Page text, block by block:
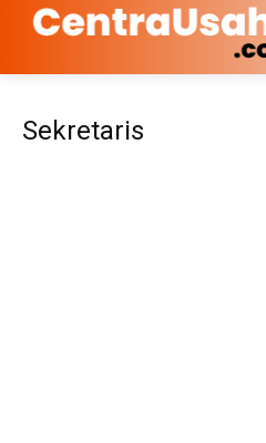
Sekretaris